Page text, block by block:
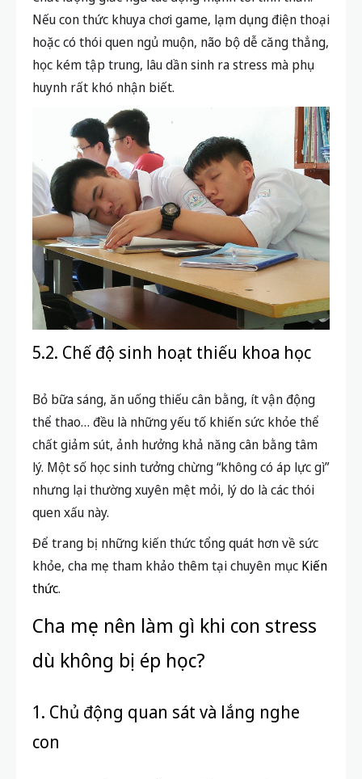
Nếu con thức khuya chơi game, lạm dụng điện thoại
hoặc có thói quen ngủ muộn, não bộ dễ căng thẳng,
học kém tập trung, lâu dần sinh ra stress mà phụ
huynh rất khó nhận biết.
5.2. Chế độ sinh hoạt thiếu khoa học
Bỏ bữa sáng, ăn uống thiếu cân bằng, ít vận động
thể thao… đều là những yếu tố khiến sức khỏe thể
chất giảm sút, ảnh hưởng khả năng cân bằng tâm
lý. Một số học sinh tưởng chừng “không có áp lực gì”
nhưng lại thường xuyên mệt mỏi, lý do là các thói
quen xấu này.
Để trang bị những kiến thức tổng quát hơn về sức
khỏe, cha mẹ tham khảo thêm tại chuyên mục Kiến
thức.
Cha mẹ nên làm gì khi con stress
dù không bị ép học?
1. Chủ động quan sát và lắng nghe
con